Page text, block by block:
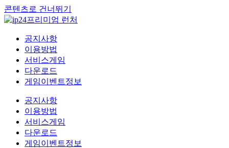
콘텐츠로 건너뛰기
공지사항
이용방법
서비스게임
다운로드
게임이벤트정보
공지사항
이용방법
서비스게임
다운로드
게임이벤트정보